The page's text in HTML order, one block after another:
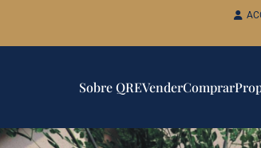
Sobre QREVenderComprar